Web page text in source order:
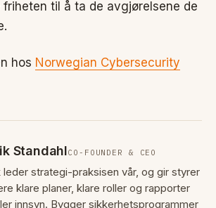
friheten til å ta de avgjørelsene de
hos Norwegian Cybersecurity
StandahlCO-FOUNDER & CEO
leder strategi-praksisen vår, og gir styrer
klare planer, klare roller og rapporter
innsyn. Bygger sikkerhetsprogrammer